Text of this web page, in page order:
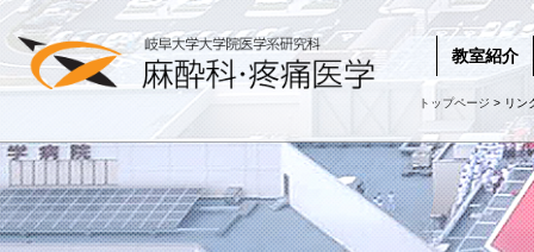
教室紹介
トップページ > リン